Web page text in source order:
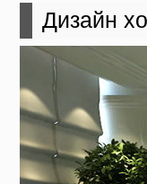
Дизайн